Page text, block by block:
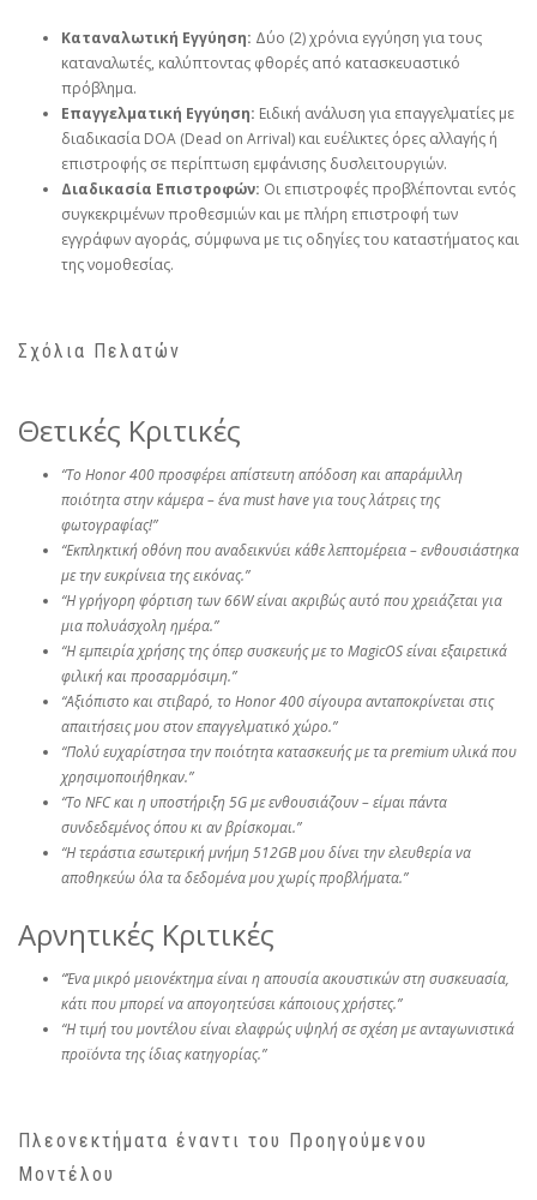
Καταναλωτική Εγγύηση: Δύο (2) χρόνια εγγύηση για τους
καταναλωτές, καλύπτοντας φθορές από κατασκευαστικό
πρόβλημα.
Επαγγελματική Εγγύηση: Ειδική ανάλυση για επαγγελματίες με
διαδικασία DOA (Dead on Arrival) και ευέλικτες όρες αλλαγής ή
επιστροφής σε περίπτωση εμφάνισης δυσλειτουργιών.
Διαδικασία Επιστροφών: Οι επιστροφές προβλέπονται εντός
συγκεκριμένων προθεσμιών και με πλήρη επιστροφή των
εγγράφων αγοράς, σύμφωνα με τις οδηγίες του καταστήματος και
της νομοθεσίας.
Σχόλια Πελατών
Θετικές Κριτικές
“Το Honor 400 προσφέρει απίστευτη απόδοση και απαράμιλλη
ποιότητα στην κάμερα – ένα must have για τους λάτρεις της
φωτογραφίας!”
“Εκπληκτική οθόνη που αναδεικνύει κάθε λεπτομέρεια – ενθουσιάστηκα
με την ευκρίνεια της εικόνας.”
“Η γρήγορη φόρτιση των 66W είναι ακριβώς αυτό που χρειάζεται για
μια πολυάσχολη ημέρα.”
“Η εμπειρία χρήσης της όπερ συσκευής με το MagicOS είναι εξαιρετικά
φιλική και προσαρμόσιμη.”
“Αξιόπιστο και στιβαρό, το Honor 400 σίγουρα ανταποκρίνεται στις
απαιτήσεις μου στον επαγγελματικό χώρο.”
“Πολύ ευχαρίστησα την ποιότητα κατασκευής με τα premium υλικά που
χρησιμοποιήθηκαν.”
“Το NFC και η υποστήριξη 5G με ενθουσιάζουν – είμαι πάντα
συνδεδεμένος όπου κι αν βρίσκομαι.”
“Η τεράστια εσωτερική μνήμη 512GB μου δίνει την ελευθερία να
αποθηκεύω όλα τα δεδομένα μου χωρίς προβλήματα.”
Αρνητικές Κριτικές
“Ένα μικρό μειονέκτημα είναι η απουσία ακουστικών στη συσκευασία,
κάτι που μπορεί να απογοητεύσει κάποιους χρήστες.”
“Η τιμή του μοντέλου είναι ελαφρώς υψηλή σε σχέση με ανταγωνιστικά
προϊόντα της ίδιας κατηγορίας.”
Πλεονεκτήματα έναντι του Προηγούμενου
Μοντέλου